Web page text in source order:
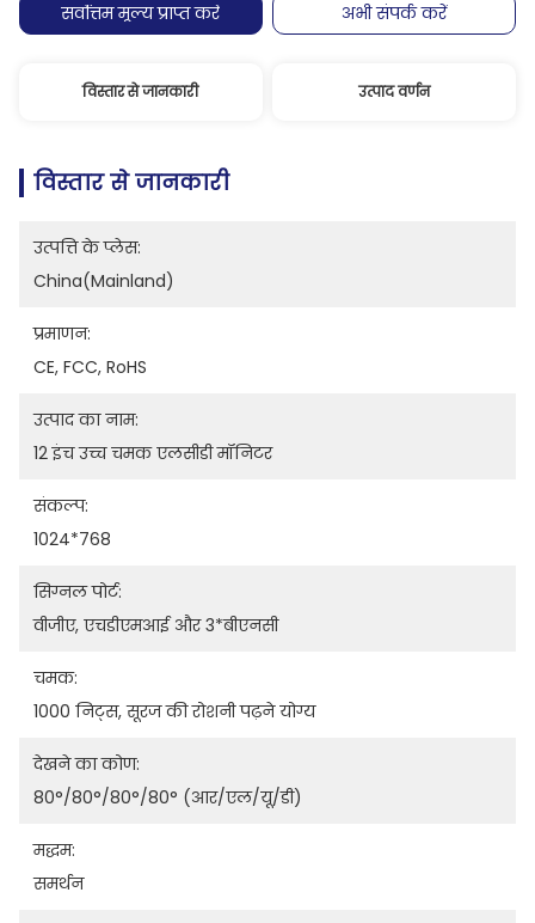
सर्वोत्तम मूल्य प्राप्त करें
अभी संपर्क करें
विस्तार से जानकारी उत्पाद वर्णन
विस्तार से जानकारी
उत्पत्ति के प्लेस:
China(Mainland)
प्रमाणन:
CE, FCC, RoHS
उत्पाद का नाम:
12 इंच उच्च चमक एलसीडी मॉनिटर
संकल्प:
1024*768
सिग्नल पोर्ट:
वीजीए, एचडीएमआई और 3*बीएनसी
चमक:
1000 निट्स, सूरज की रोशनी पढ़ने योग्य
देखने का कोण:
80°/80°/80°/80° (आर/एल/यू/डी)
मद्धम:
समर्थन